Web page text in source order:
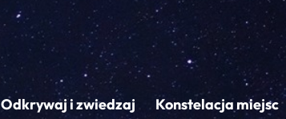
Odkrywaj i zwiedzaj
Konstelacja miejsc